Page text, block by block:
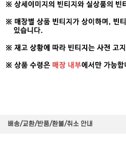
배송/교환/반품/환불/취소 안내